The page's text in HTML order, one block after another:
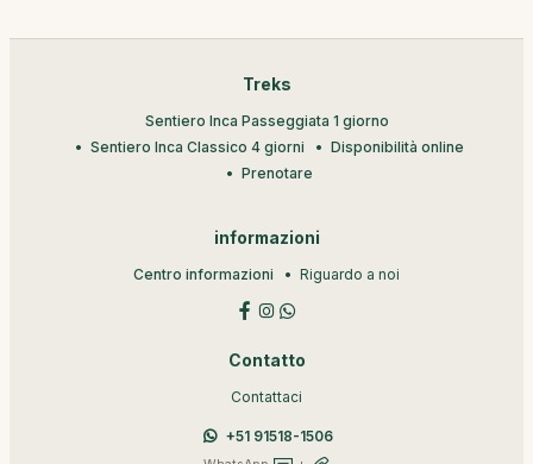
Treks
Sentiero Inca Passeggiata 1 giorno
Sentiero Inca Classico 4 giorni
Disponibilità online
Prenotare
informazioni
Centro informazioni Riguardo a noi
Contatto
Contattaci
+51 91518-1506